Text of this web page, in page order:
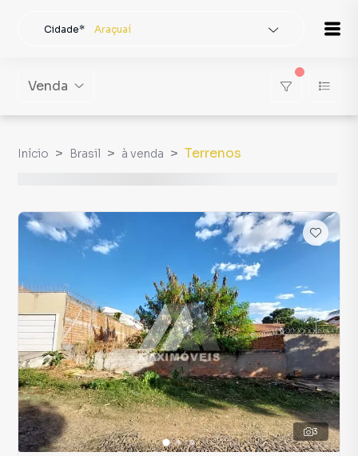
Cidade* Araçuaí
Venda
Início Brasil à venda Terrenos
3